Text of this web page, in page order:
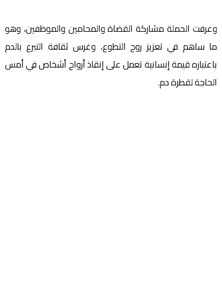
وعرفت الحملة مشاركة القضاة والمحامين والموظفين، وهو
ما ساهم في تعزيز روح التطوع، وغرس ثقافة التبرع بالدم
باعتباره قيمة إنسانية تعمل على إنقاذ أرواح أشخاص في أمس
الحاجة لقطرة دم.